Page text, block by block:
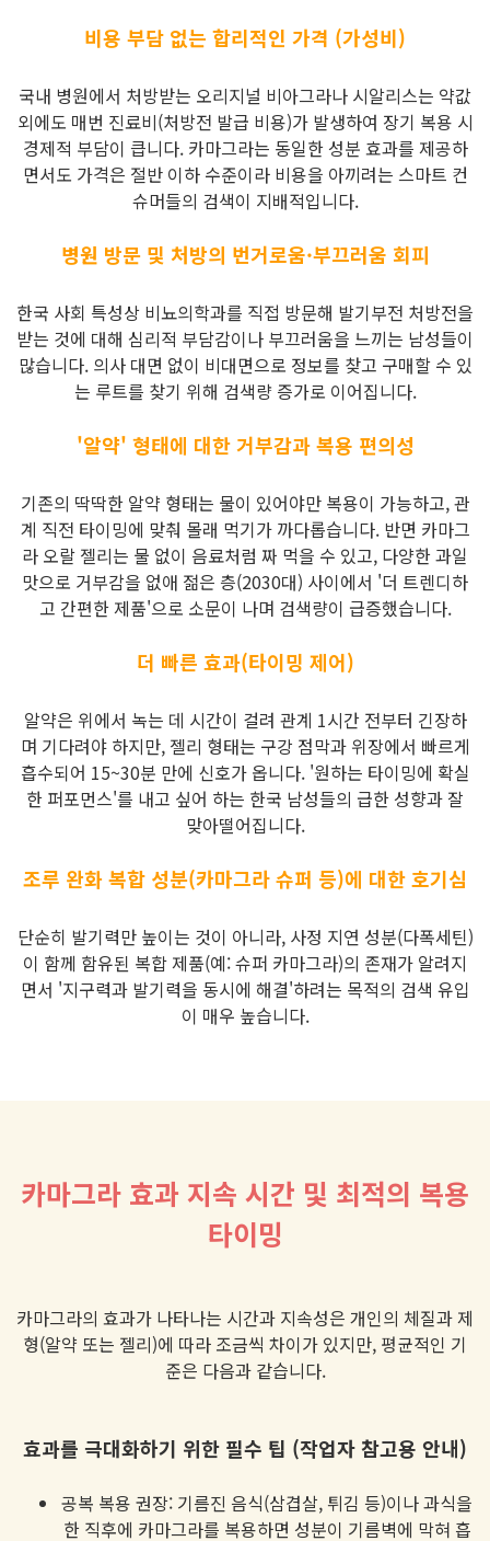
비용 부담 없는 합리적인 가격 (가성비)
국내 병원에서 처방받는 오리지널 비아그라나 시알리스는 약값
외에도 매번 진료비(처방전 발급 비용)가 발생하여 장기 복용 시
경제적 부담이 큽니다. 카마그라는 동일한 성분 효과를 제공하
면서도 가격은 절반 이하 수준이라 비용을 아끼려는 스마트 컨
슈머들의 검색이 지배적입니다.
병원 방문 및 처방의 번거로움·부끄러움 회피
한국 사회 특성상 비뇨의학과를 직접 방문해 발기부전 처방전을
받는 것에 대해 심리적 부담감이나 부끄러움을 느끼는 남성들이
많습니다. 의사 대면 없이 비대면으로 정보를 찾고 구매할 수 있
는 루트를 찾기 위해 검색량 증가로 이어집니다.
'알약' 형태에 대한 거부감과 복용 편의성
기존의 딱딱한 알약 형태는 물이 있어야만 복용이 가능하고, 관
계 직전 타이밍에 맞춰 몰래 먹기가 까다롭습니다. 반면 카마그
라 오랄 젤리는 물 없이 음료처럼 짜 먹을 수 있고, 다양한 과일
맛으로 거부감을 없애 젊은 층(2030대) 사이에서 '더 트렌디하
고 간편한 제품'으로 소문이 나며 검색량이 급증했습니다.
더 빠른 효과(타이밍 제어)
알약은 위에서 녹는 데 시간이 걸려 관계 1시간 전부터 긴장하
며 기다려야 하지만, 젤리 형태는 구강 점막과 위장에서 빠르게
흡수되어 15~30분 만에 신호가 옵니다. '원하는 타이밍에 확실
한 퍼포먼스'를 내고 싶어 하는 한국 남성들의 급한 성향과 잘
맞아떨어집니다.
조루 완화 복합 성분(카마그라 슈퍼 등)에 대한 호기심
단순히 발기력만 높이는 것이 아니라, 사정 지연 성분(다폭세틴)
이 함께 함유된 복합 제품(예: 슈퍼 카마그라)의 존재가 알려지
면서 '지구력과 발기력을 동시에 해결'하려는 목적의 검색 유입
이 매우 높습니다.
카마그라 효과 지속 시간 및 최적의 복용
타이밍
카마그라의 효과가 나타나는 시간과 지속성은 개인의 체질과 제
형(알약 또는 젤리)에 따라 조금씩 차이가 있지만, 평균적인 기
준은 다음과 같습니다.
효과를 극대화하기 위한 필수 팁 (작업자 참고용 안내)
공복 복용 권장: 기름진 음식(삼겹살, 튀김 등)이나 과식을
한 직후에 카마그라를 복용하면 성분이 기름벽에 막혀 흡